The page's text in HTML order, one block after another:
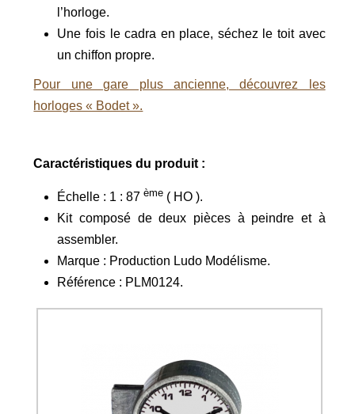
l’horloge.
Une fois le cadra en place, séchez le toit avec
un chiffon propre.
Pour une gare plus ancienne, découvrez les
horloges « Bodet ».
Caractéristiques du produit :
Échelle : 1 : 87ème ( HO ).
Kit composé de deux pièces à peindre et à
assembler.
Marque : Production Ludo Modélisme.
Référence : PLM0124.